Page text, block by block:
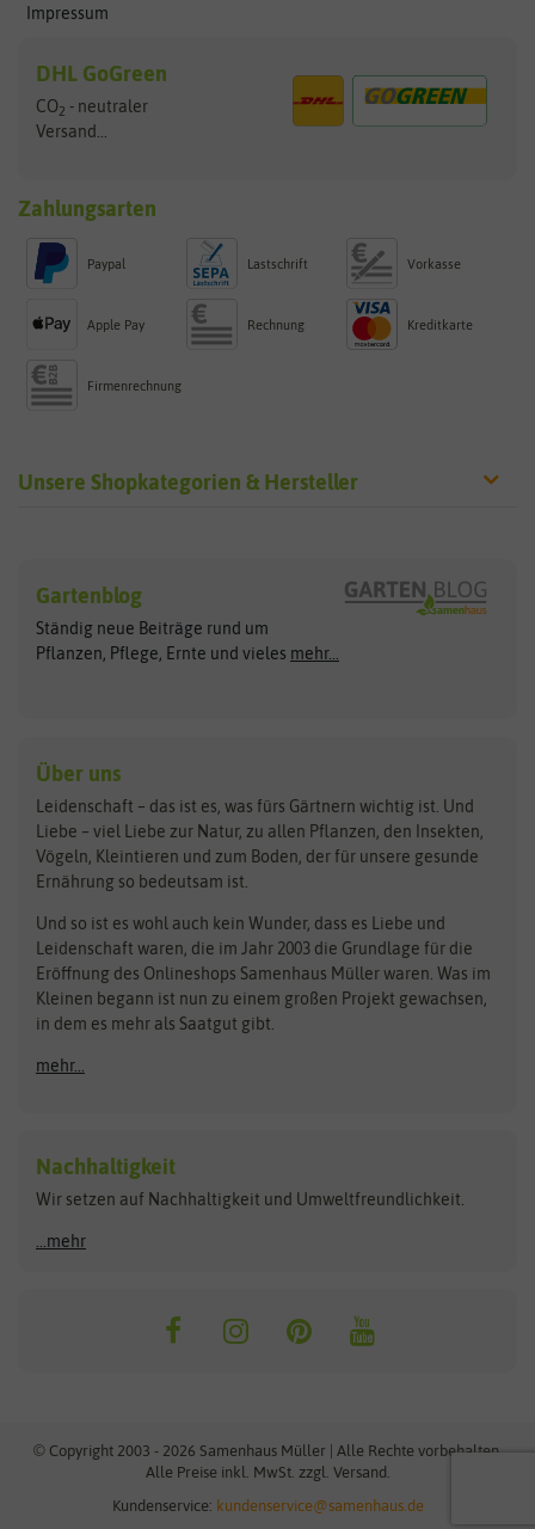
Impressum
DHL GoGreen
CO2 - neutraler
Versand...
Zahlungsarten
Paypal Lastschrift Vorkasse
Apple Pay Rechnung Kreditkarte
Firmenrechnung
Unsere Shopkategorien & Hersteller
Exotische Samen
Gemüsesamen
Gründünger
Kräutersamen
Obstsamen
Pilzbrut
Rasensamen
Steckzwiebeln
Zimmer & Kübelpflanzen
Kataloge
Schnäppchen
Anzucht & Gartenzubehör
Anzuchtschalen
Heizmatte & Heizkabel
Kokos-Quelltabletten
Zimmergewächshaus
Maissamen
Paprikasamen
Arche Noah
ASB Greenworld
Benary
Bingenheimer Saatgut
Bionana
BIOWOL
Blumicorn
Bûten Birds
Carl Pabst
Clever Pots
COMPO
Dürr-Samen
Feldsaaten Freudenberger
Fertil
Flora Elite
Florissa
Flortis
Franchi Sementi
Greenline
Hortitops
JUB Holland
Küpper
Ladbrooke Soil Blockers
Gartenblog
Ständig neue Beiträge rund um
Pflanzen, Pflege, Ernte und vieles mehr...
Über uns
Leidenschaft – das ist es, was fürs Gärtnern wichtig ist. Und
Liebe – viel Liebe zur Natur, zu allen Pflanzen, den Insekten,
Vögeln, Kleintieren und zum Boden, der für unsere gesunde
Ernährung so bedeutsam ist.
Und so ist es wohl auch kein Wunder, dass es Liebe und
Leidenschaft waren, die im Jahr 2003 die Grundlage für die
Eröffnung des Onlineshops Samenhaus Müller waren. Was im
Kleinen begann ist nun zu einem großen Projekt gewachsen,
in dem es mehr als Saatgut gibt.
mehr...
Nachhaltigkeit
Wir setzen auf Nachhaltigkeit und Umweltfreundlichkeit.
...mehr
© Copyright 2003 - 2026 Samenhaus Müller | Alle Rechte vorbehalten.
Alle Preise inkl. MwSt. zzgl. Versand.
Kundenservice: kundenservice@samenhaus.de